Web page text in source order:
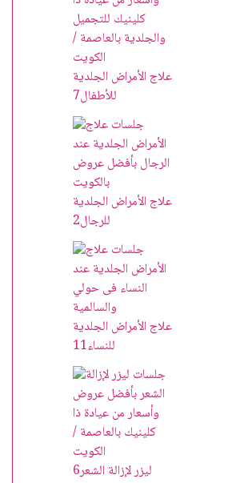
علاج الأمراض الجلدية
للأطفال7
علاج الأمراض الجلدية
للرجال2
علاج الأمراض الجلدية
للنساء11
ليزر لإزالة الشعر6